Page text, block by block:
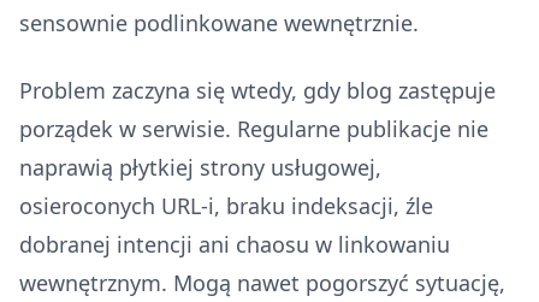
sensownie podlinkowane wewnętrznie.
Problem zaczyna się wtedy, gdy blog zastępuje
porządek w serwisie. Regularne publikacje nie
naprawią płytkiej strony usługowej,
osieroconych URL-i, braku indeksacji, źle
dobranej intencji ani chaosu w linkowaniu
wewnętrznym. Mogą nawet pogorszyć sytuację,